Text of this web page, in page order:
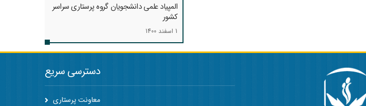
المپیاد علمی دانشجویان گروه پرستاری سراسر
کشور
1 اسفند 1400
دسترسی سریع
معاونت پرستاری